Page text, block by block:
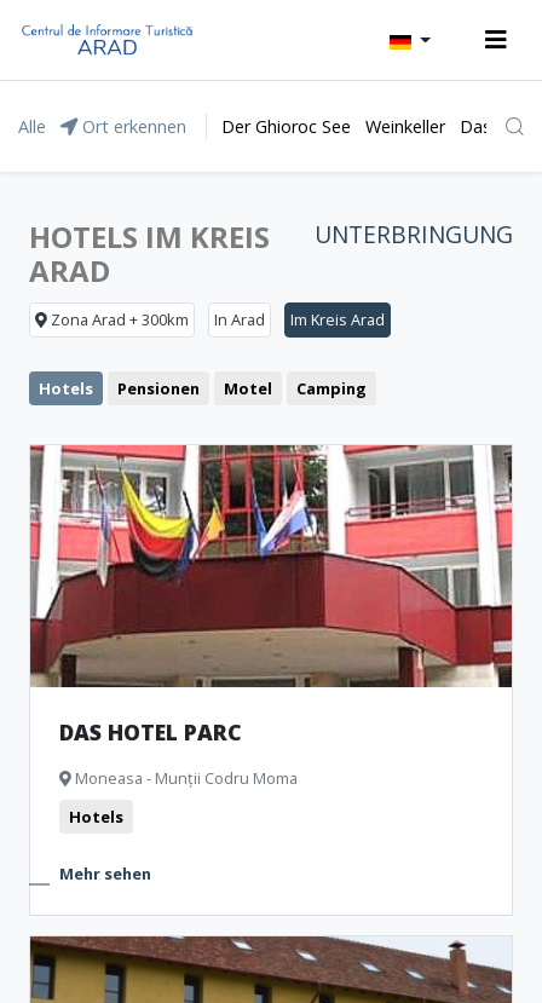
Alle Ort erkennen Der Ghioroc See Weinkeller Das
UNTERBRINGUNG
HOTELS IM KREIS
ARAD
Zona Arad + 300km In Arad Im Kreis Arad
Hotels Pensionen Motel Camping
DAS HOTEL PARC
Moneasa - Munții Codru Moma
Hotels
Mehr sehen